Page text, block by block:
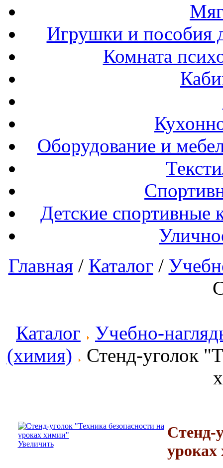
Игрушки и пособия
Комната
Оборудование и
Детские спортивные
Главная/ Каталог /
Каталог
Учебно-
(химия)
Стенд-уголок
Увеличить
Стенд-